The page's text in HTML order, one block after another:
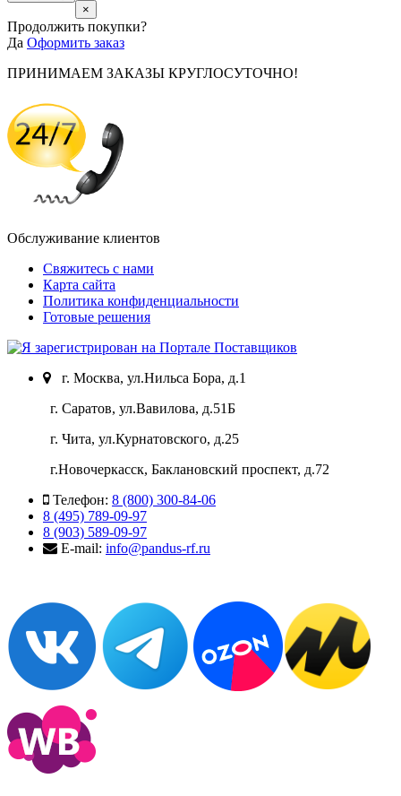
×
Продолжить покупки?
Да Оформить заказ
ПРИНИМАЕМ ЗАКАЗЫ КРУГЛОСУТОЧНО!
Обслуживание клиентов
Свяжитесь с нами
Карта сайта
Политика конфиденциальности
Готовые решения
г. Москва, ул.Нильса Бора, д.1
г. Саратов, ул.Вавилова, д.51Б
г. Чита, ул.Курнатовского, д.25
г.Новочеркасск, Баклановский проспект, д.72
Телефон: 8 (800) 300-84-06
8 (495) 789-09-97
8 (903) 589-09-97
E-mail: info@pandus-rf.ru